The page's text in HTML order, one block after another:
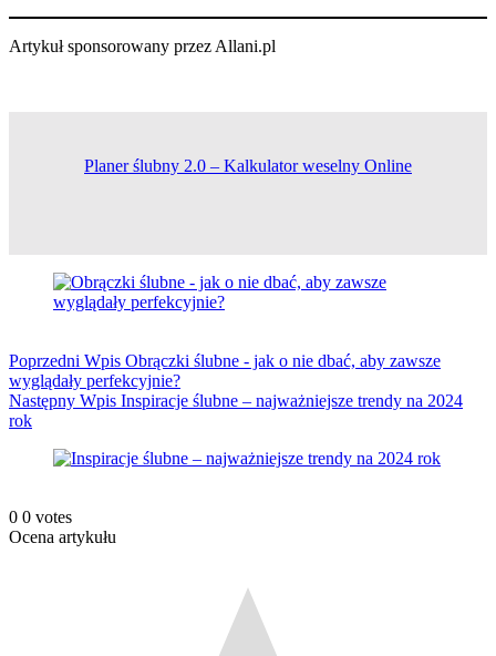
Artykuł sponsorowany przez Allani.pl
Planer ślubny 2.0 – Kalkulator weselny Online
Poprzedni Wpis Obrączki ślubne - jak o nie dbać, aby zawsze
wyglądały perfekcyjnie?
Następny Wpis Inspiracje ślubne – najważniejsze trendy na 2024
rok
0 0 votes
Ocena artykułu